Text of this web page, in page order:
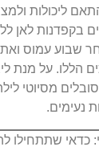
ליכולות
בקפדנות לאן
שבוע עמוס
הללו. על מנת
מסיוטי
נעימים.
כדאי שתתחילו